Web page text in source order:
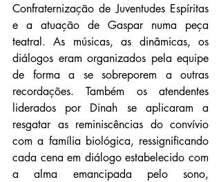
Confraternização de Juventudes Espíritas
e a atuação de Gaspar numa peça
teatral. As músicas, as dinâmicas, os
diálogos eram organizados pela equipe
de forma a se sobreporem a outras
recordações. Também os atendentes
liderados por Dinah se aplicaram a
resgatar as reminiscências do convívio
com a família biológica, ressignificando
cada cena em diálogo estabelecido com
a alma emancipada pelo sono,